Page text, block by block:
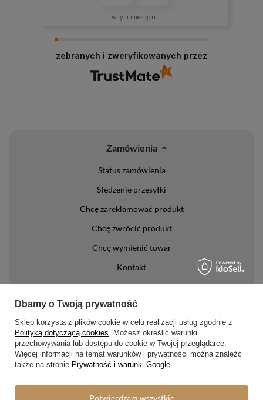
w tym miesiącu
zebranych i zweryfikowanych przez
Zamówienia
Status zamówienia
Śledzenie przesyłki
Chcę zareklamować produkt
Chcę zwrócić produkt
Chcę wymienić towar
Kontakt
Regulaminy
Regulamin
Polityka prywatności i cookies
Dbamy o Twoją prywatność
Sklep korzysta z plików cookie w celu realizacji usług zgodnie z
Polityką dotyczącą cookies. Możesz określić warunki
przechowywania lub dostępu do cookie w Twojej przeglądarce.
Więcej informacji na temat warunków i prywatności można znaleźć
także na stronie Prywatność i warunki Google.
Potwierdzam wszystkie